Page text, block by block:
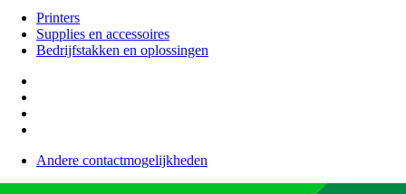
Printers
Supplies en accessoires
Bedrijfstakken en oplossingen
Andere contactmogelijkheden